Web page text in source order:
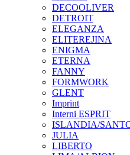
DECOOLIVER
DETROIT
ELEGANZA
ELITEREJINA
ENIGMA
ETERNA
FANNY
FORMWORK
GLENT
Imprint
Interni ESPRIT
ISLANDIA/
JULIA
LIBERTO